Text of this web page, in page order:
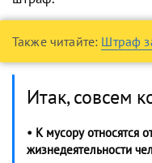
Также читайте: Штраф
Итак, совсем
• К мусору относятся
жизнедеятельности